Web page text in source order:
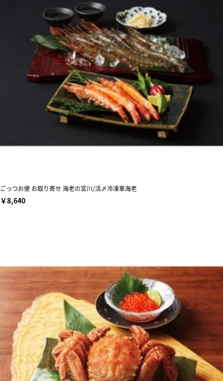
ごっつお便 お取り寄せ 海老の宮川/活〆冷凍車海老
￥8,640